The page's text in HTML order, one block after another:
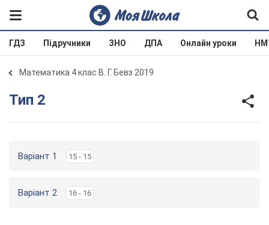
ГДЗ Підручники ЗНО ДПА Онлайн уроки
Математика 4 клас В. Г. Бевз 2019
Тип 2
Варіант 1 15 - 15
Варіант 2 16 - 16